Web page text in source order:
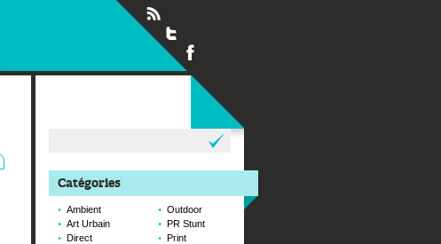
Catégories
Ambient
Art Urbain
Direct
Outdoor
PR Stunt
Print